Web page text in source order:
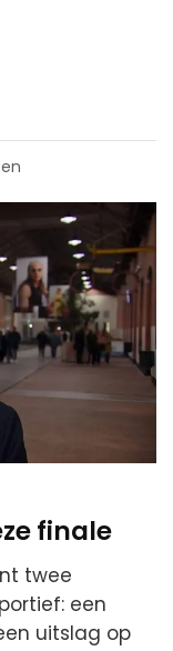
finale
twee
een
uitslag op